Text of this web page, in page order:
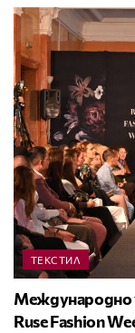
ТЕКСТИЛ
Международно
Ruse Fashion